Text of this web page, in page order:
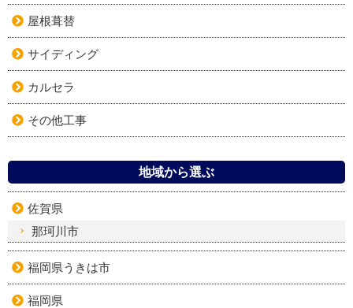
屋根葺替
サイディング
カルセラ
その他工事
地域から選ぶ
佐賀県
那珂川市
福岡県うきは市
福岡県